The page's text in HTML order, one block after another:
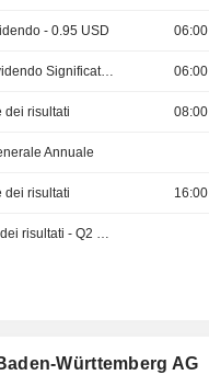
- 0.95 USD 06:00
Divisione / Dividendo Significativo 06:00
dei risultati 08:00
Annuale
dei risultati 16:00
Pubblicazioni dei risultati - Q2 2026
Württemberg AG